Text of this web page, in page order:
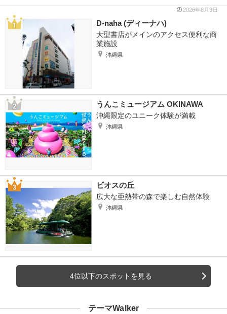
2026年8月9日
D-naha (ディーナハ)
大型書店がメインのアクセス便利な商
業施設
沖縄県
うんこミュージアム OKINAWA
沖縄限定のユニーク体験が満載
沖縄県
ビオスの丘
広大な亜熱帯の森で楽しむ自然体験
沖縄県
4位以下のスポットを見る
テーマWalker